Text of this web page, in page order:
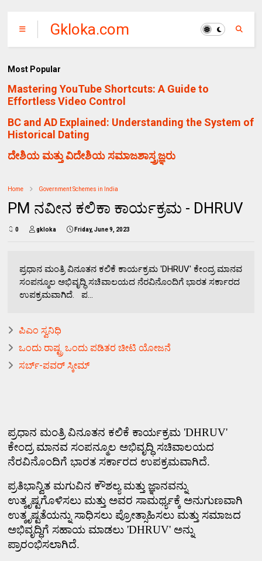
Gkloka.com
Most Popular
Mastering YouTube Shortcuts: A Guide to
Effortless Video Control
BC and AD Explained: Understanding the System of
Historical Dating
ದೇಶಿಯ ಮತ್ತು ವಿದೇಶಿಯ ಸಮಾಜಶಾಸ್ತ್ರಜ್ಞರು
Home Government Schemes in India
PM ನವೀನ ಕಲಿಕಾ ಕಾರ್ಯಕ್ರಮ - DHRUV
0 gkloka Friday, June 9, 2023
ಪ್ರಧಾನ ಮಂತ್ರಿ ವಿನೂತನ ಕಲಿಕೆ ಕಾರ್ಯಕ್ರಮ 'DHRUV' ಕೇಂದ್ರ ಮಾನವ
ಸಂಪನ್ಮೂಲ ಅಭಿವೃದ್ಧಿ ಸಚಿವಾಲಯದ ನೆರವಿನೊಂದಿಗೆ ಭಾರತ ಸರ್ಕಾರದ
ಉಪಕ್ರಮವಾಗಿದೆ. ಪ...
ಪಿಎಂ ಸ್ವನಿಧಿ
ಒಂದು ರಾಷ್ಟ್ರ ಒಂದು ಪಡಿತರ ಚೀಟಿ ಯೋಜನೆ
ಸರ್ಬ್-ಪವರ್ ಸ್ಕೀಮ್
ಪ್ರಧಾನ ಮಂತ್ರಿ ವಿನೂತನ ಕಲಿಕೆ ಕಾರ್ಯಕ್ರಮ'DHRUV'
ಕೇಂದ್ರ ಮಾನವ ಸಂಪನ್ಮೂಲ ಅಭಿವೃದ್ಧಿ ಸಚಿವಾಲಯದ
ನೆರವಿನೊಂದಿಗೆ ಭಾರತ ಸರ್ಕಾರದ ಉಪಕ್ರಮವಾಗಿದೆ.
ಪ್ರತಿಭಾನ್ವಿತ ಮಗುವಿನ ಕೌಶಲ್ಯ ಮತ್ತು ಜ್ಞಾನವನ್ನು
ಉತ್ಕೃಷ್ಟಗೊಳಿಸಲು ಮತ್ತು ಅವರ ಸಾಮರ್ಥ್ಯಕ್ಕೆ ಅನುಗುಣವಾಗಿ
ಉತ್ಕೃಷ್ಟತೆಯನ್ನು ಸಾಧಿಸಲು ಪ್ರೋತ್ಸಾಹಿಸಲು ಮತ್ತು ಸಮಾಜದ
ಅಭಿವೃದ್ಧಿಗೆ ಸಹಾಯ ಮಾಡಲು'DHRUV' ಅನ್ನು
ಪ್ರಾರಂಭಿಸಲಾಗಿದೆ.